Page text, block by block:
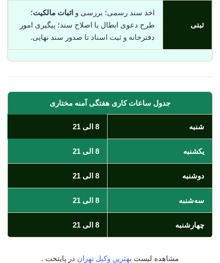
ثبتی
اخذ سند رسمی؛ بررسی و اثبات مالکیت؛
طرح دعوی ابطال یا اصلاح سند؛ پیگیری امور
دفترخانه و ثبت اسناد تا صدور سند نهایی.
جدول ساعات کاری هفتگی آمنه مختاری
شنبه 8 الی 21
یکشنبه 8 الی 21
دوشنبه 8 الی 21
سه‌شنبه 8 الی 21
چهارشنبه 8 الی 21
مشاهده لیست بهترین وکیل تهران در پایتخت .